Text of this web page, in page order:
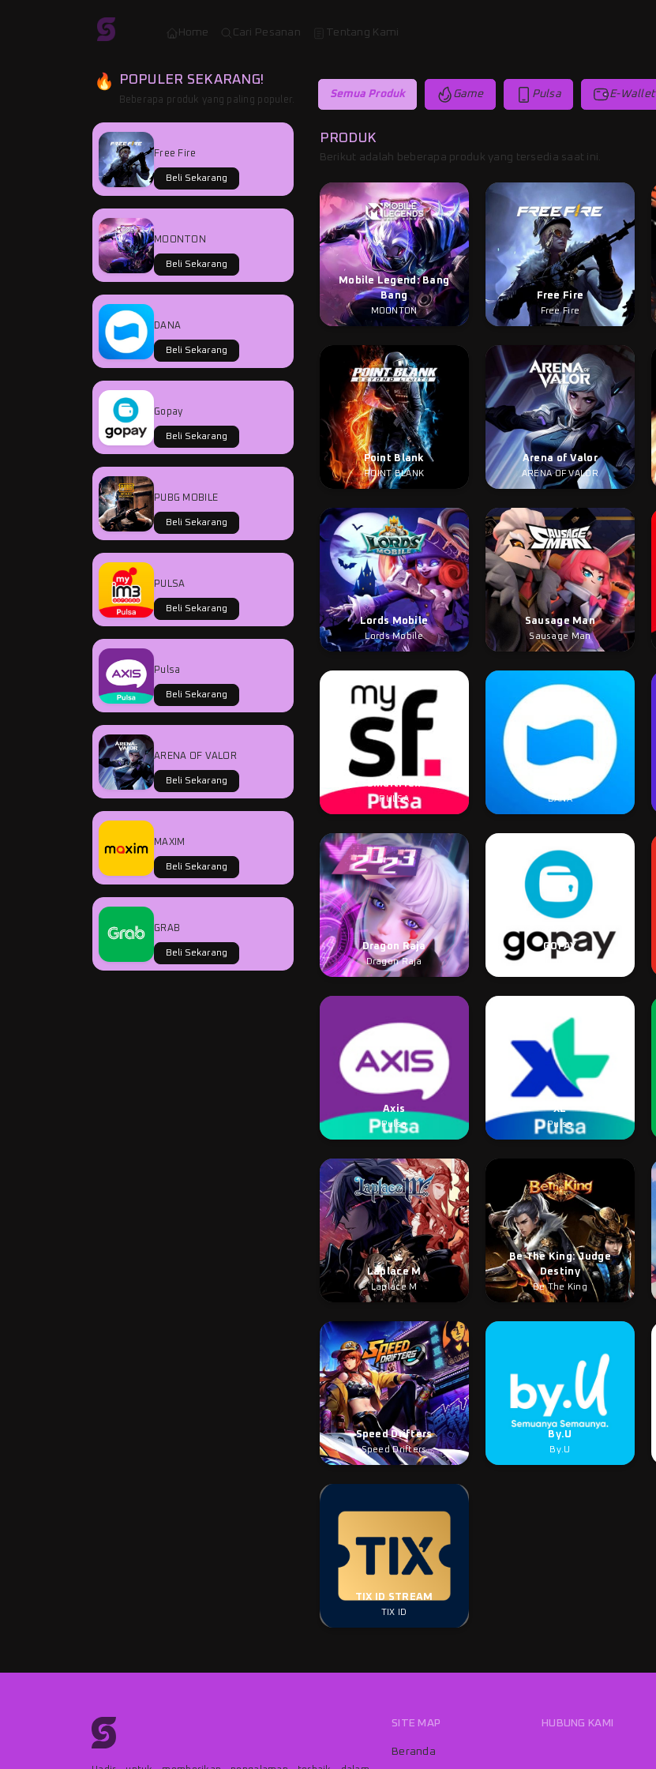
Home Cari Pesanan Tentang Kami
POPULER SEKARANG!
Beberapa produk yang paling populer.
Free Fire
Beli Sekarang
MOONTON
Beli Sekarang
DANA
Beli Sekarang
Gopay
Beli Sekarang
PUBG MOBILE
Beli Sekarang
PULSA
Beli Sekarang
Pulsa
Beli Sekarang
ARENA OF VALOR
Beli Sekarang
MAXIM
Beli Sekarang
GRAB
Beli Sekarang
Semua Produk Game Pulsa E-Wallet
PRODUK
Berikut adalah beberapa produk yang tersedia saat ini.
Mobile Legend: Bang
Bang
MOONTON
Free Fire
Free Fire
Point Blank
POINT BLANK
Arena of Valor
ARENA OF VALOR
Lords Mobile
Lords Mobile
Sausage Man
Sausage Man
Smartfren
PULSA DANA
Dragon Raja
Dragon Raja
GOPAY
Gopay
Axis
Pulsa
XL
Pulsa
Laplace M
Laplace M
Be The King: Judge
Destiny
Be The King
Speed Drifters
Speed Drifters
By.U
By.U
TIX ID STREAM
TIX ID
SITE MAP
Beranda
HUBUNG KAMI